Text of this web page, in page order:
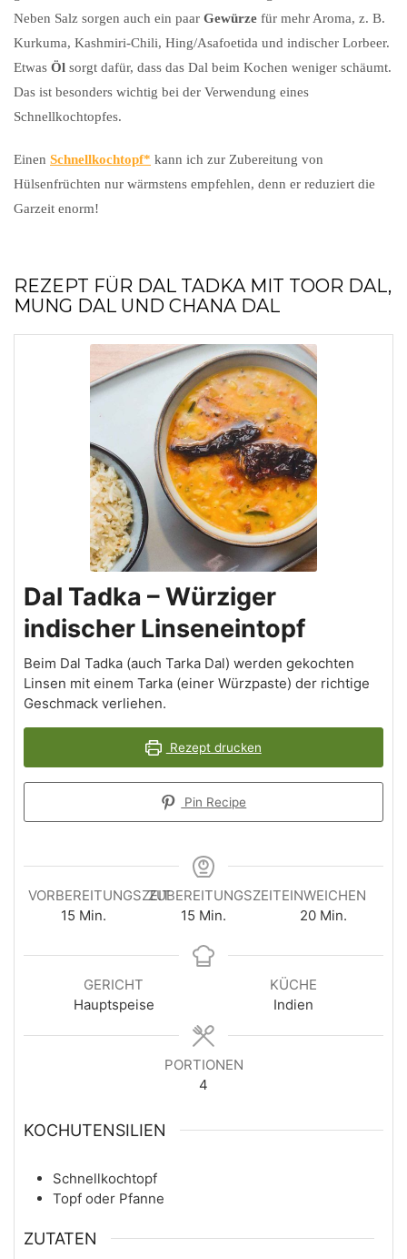
Neben Salz sorgen auch ein paar Gewürze für mehr Aroma, z. B.
Kurkuma, Kashmiri-Chili, Hing/Asafoetida und indischer Lorbeer.
Etwas Öl sorgt dafür, dass das Dal beim Kochen weniger schäumt.
Das ist besonders wichtig bei der Verwendung eines
Schnellkochtopfes.
Einen Schnellkochtopf
kann ich zur Zubereitung von
Hülsenfrüchten nur wärmstens empfehlen, denn er reduziert die
Garzeit enorm!
REZEPT FÜR DAL TADKA MIT TOOR DAL,
MUNG DAL UND CHANA DAL
Dal Tadka – Würziger
indischer Linseneintopf
Beim Dal Tadka (auch Tarka Dal) werden gekochten
Linsen mit einem Tarka (einer Würzpaste) der richtige
Geschmack verliehen.
Rezept drucken
Pin Recipe
VORBEREITUNGSZEIT
15 Minuten
Min.
ZUBEREITUNGSZEIT
15 Minuten
Min.
EINWEICHEN
20Minuten
Min.
GERICHT
Hauptspeise
KÜCHE
Indien
PORTIONEN
4
KOCHUTENSILIEN
Schnellkochtopf
Topf oder Pfanne
ZUTATEN